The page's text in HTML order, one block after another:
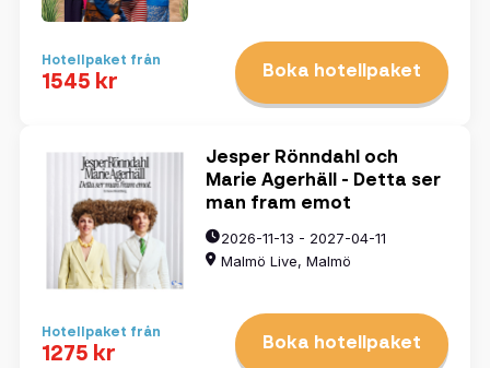
Hotellpaket från
1545 kr Boka hotellpaket
Jesper Rönndahl och
Marie Agerhäll - Detta ser
man fram emot
2026-11-13 - 2027-04-11
Malmö Live, Malmö
Hotellpaket från
1275 kr Boka hotellpaket